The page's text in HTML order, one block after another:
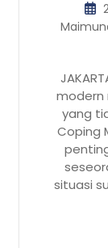
modern
yang
Coping
situasi